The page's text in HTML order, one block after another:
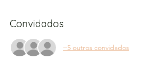
Convidados
+5 outros convidados